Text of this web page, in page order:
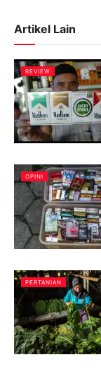
Artikel Lain
REVIEW
OPINI
PERTANIAN